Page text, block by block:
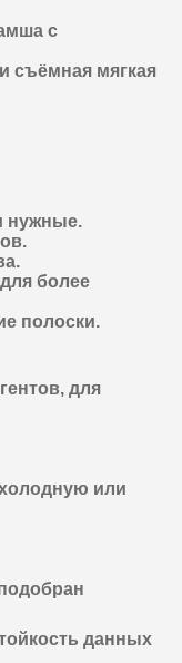
с
съёмная мягкая
нужные.
более
полоски.
для
или
данных